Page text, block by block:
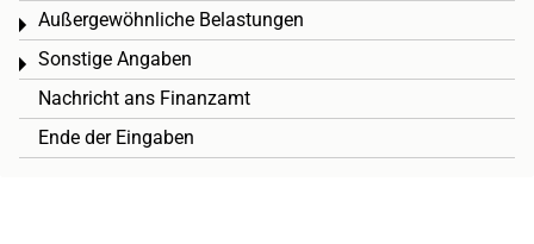
Außergewöhnliche Belastungen
Toggle menu
Sonstige Angaben
Toggle menu
Nachricht ans Finanzamt
Ende der Eingaben